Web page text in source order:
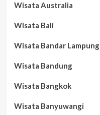
Wisata Australia
Wisata Bali
Wisata Bandar Lampung
Wisata Bandung
Wisata Bangkok
Wisata Banyuwangi